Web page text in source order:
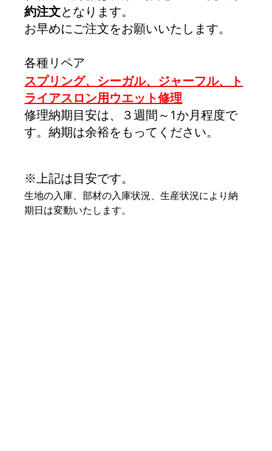
約注文となります。
お早めにご注文をお願いいたします。
各種リペア
スプリング、シーガル、ジャーフル、ト
ライアスロン用ウエット修理
修理納期目安は、３週間～1か月程度で
す。納期は余裕をもってください。
※上記は目安です。
生地の入庫、部材の入庫状況、生産状況により納
期日は変動いたします。